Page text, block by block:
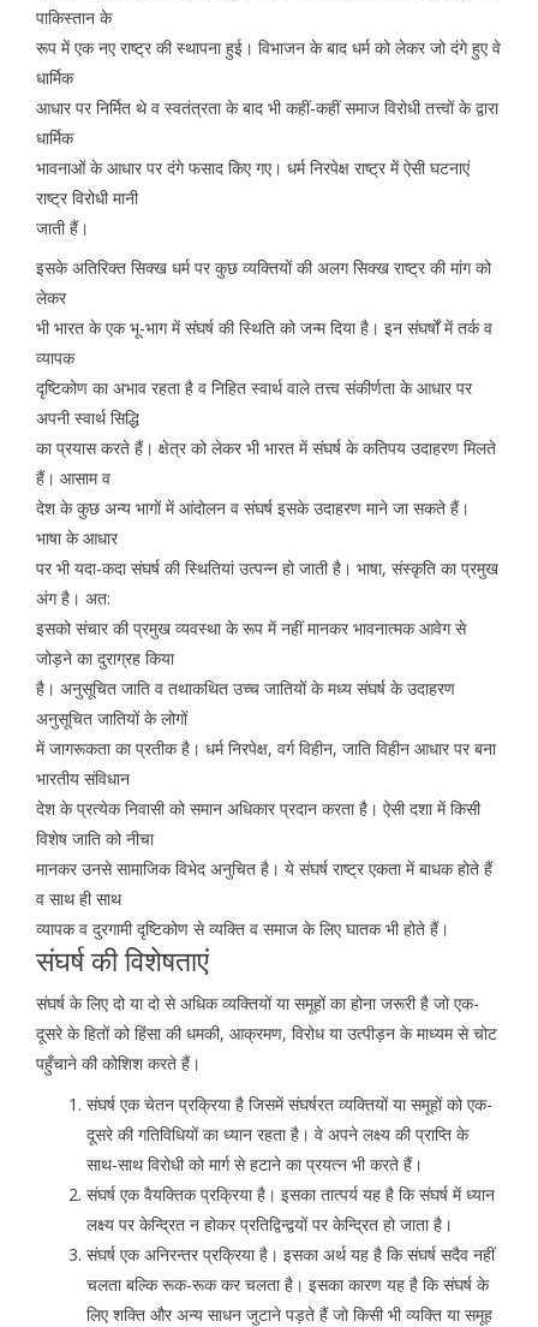
पाकिस्तान के
रूप में एक नए राष्ट्र की स्थापना हुई। विभाजन के बाद धर्म को लेकर जो दंगे हुए वे
धार्मिक
आधार पर निर्मित थे व स्वतंत्रता के बाद भी कहीं-कहीं समाज विरोधी तत्त्वों के द्वारा
धार्मिक
भावनाओं के आधार पर दंगे फसाद किए गए। धर्म निरपेक्ष राष्ट्र में ऐसी घटनाएं
राष्ट्र विरोधी मानी
जाती हैं।
इसके अतिरिक्त सिक्ख धर्म पर कुछ व्यक्तियों की अलग सिक्ख राष्ट्र की मांग को
लेकर
भी भारत के एक भू-भाग में संघर्ष की स्थिति को जन्म दिया है। इन संघर्षों में तर्क व
व्यापक
दृष्टिकोण का अभाव रहता है व निहित स्वार्थ वाले तत्त्व संकीर्णता के आधार पर
अपनी स्वार्थ सिद्धि
का प्रयास करते हैं। क्षेत्र को लेकर भी भारत में संघर्ष के कतिपय उदाहरण मिलते
हैं। आसाम व
देश के कुछ अन्य भागों में आंदोलन व संघर्ष इसके उदाहरण माने जा सकते हैं।
भाषा के आधार
पर भी यदा-कदा संघर्ष की स्थितियां उत्पन्न हो जाती है। भाषा, संस्कृति का प्रमुख
अंग है। अत:
इसको संचार की प्रमुख व्यवस्था के रूप में नहीं मानकर भावनात्मक आवेग से
जोड़ने का दुराग्रह किया
है। अनुसूचित जाति व तथाकथित उच्च जातियों के मध्य संघर्ष के उदाहरण
अनुसूचित जातियों के लोगों
में जागरूकता का प्रतीक है। धर्म निरपेक्ष, वर्ग विहीन, जाति विहीन आधार पर बना
भारतीय संविधान
देश के प्रत्येक निवासी को समान अधिकार प्रदान करता है। ऐसी दशा में किसी
विशेष जाति को नीचा
मानकर उनसे सामाजिक विभेद अनुचित है। ये संघर्ष राष्ट्र एकता में बाधक होते हैं
व साथ ही साथ
व्यापक व दुरगामी दृष्टिकोण से व्यक्ति व समाज के लिए घातक भी होते हैं।
संघर्ष की विशेषताएं
संघर्ष के लिए दो या दो से अधिक व्यक्तियों या समूहों का होना जरूरी है जो एक-
दूसरे के हितों को हिंसा की धमकी, आक्रमण, विरोध या उत्पीड़न के माध्यम से चोट
पहुँचाने की कोशिश करते हैं।
संघर्ष एक चेतन प्रक्रिया है जिसमें संघर्षरत व्यक्तियों या समूहों को एक-
दूसरे की गतिविधियों का ध्यान रहता है। वे अपने लक्ष्य की प्राप्ति के
साथ-साथ विरोधी को मार्ग से हटाने का प्रयत्न भी करते हैं।
संघर्ष एक वैयक्तिक प्रक्रिया है। इसका तात्पर्य यह है कि संघर्ष में ध्यान
लक्ष्य पर केन्द्रित न होकर प्रतिद्विन्द्वयों पर केन्द्रित हो जाता है।
संघर्ष एक अनिरन्तर प्रक्रिया है। इसका अर्थ यह है कि संघर्ष सदैव नहीं
चलता बल्कि रूक-रूक कर चलता है। इसका कारण यह है कि संघर्ष के
लिए शक्ति और अन्य साधन जुटाने पड़ते हैं जो किसी भी व्यक्ति या समूह